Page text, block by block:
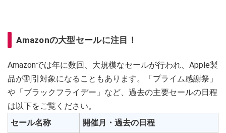
Amazonの大型セールに注目！
Amazonでは年に数回、大規模なセールが行われ、Apple製
品が割引対象になることもあります。「プライム感謝祭」
や「ブラックフライデー」など、過去の主要セールの日程
は以下をご覧ください。
セール名称
開催月・過去の日程